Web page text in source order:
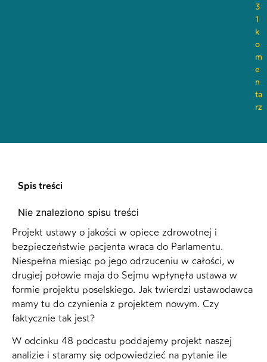
3
1
k
o
m
e
n
ta
rz
Spis treści
Nie znaleziono spisu treści
Projekt ustawy o jakości w opiece zdrowotnej i
bezpieczeństwie pacjenta wraca do Parlamentu.
Niespełna miesiąc po jego odrzuceniu w całości, w
drugiej połowie maja do Sejmu wpłynęła ustawa w
formie projektu poselskiego. Jak twierdzi ustawodawca
mamy tu do czynienia z projektem nowym. Czy
faktycznie tak jest?
W odcinku 48 podcastu poddajemy projekt naszej
analizie i staramy się odpowiedzieć na pytanie ile